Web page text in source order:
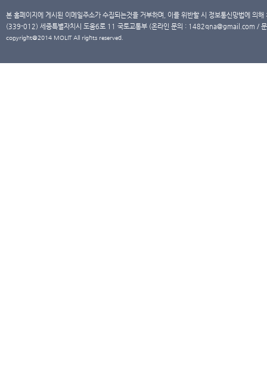
본 홈페이지에 게시된 이메일주소가 수집되는것을 거부하며, 이를 위반할 시 정보통신망법에 의
(339-012) 세종특별자치시 도움6로 11 국토교통부 (온라인 문의 : 1482qna@gmail.com /
copyright@2014 MOLIT All rights reserved.